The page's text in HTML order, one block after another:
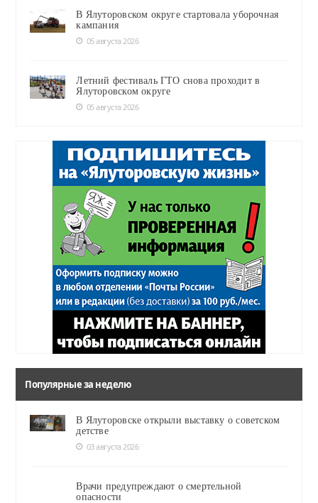
В Ялуторовском округе стартовала уборочная
кампания
05 августа 2026
Летний фестиваль ГТО снова проходит в
Ялуторовском округе
05 августа 2026
Популярные за неделю
В Ялуторовске открыли выставку о советском
детстве
03 августа 2026
Врачи предупреждают о смертельной
опасности